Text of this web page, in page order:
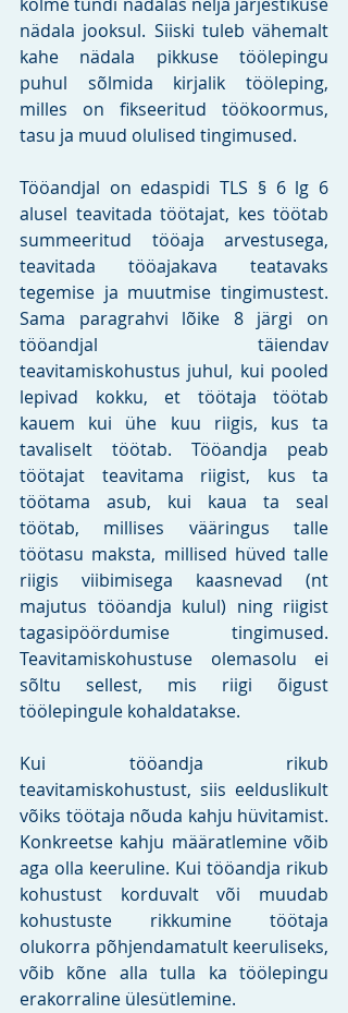
nädala jooksul. Siiski tuleb vähemalt
kahe nädala pikkuse töölepingu
puhul sõlmida kirjalik tööleping,
milles on fikseeritud töökoormus,
tasu ja muud olulised tingimused.
Tööandjal on edaspidi TLS § 6 lg 6
alusel teavitada töötajat, kes töötab
summeeritud tööaja arvestusega,
teavitada tööajakava teatavaks
tegemise ja muutmise tingimustest.
Sama paragrahvi lõike 8 järgi on
tööandjal täiendav
teavitamiskohustus juhul, kui pooled
lepivad kokku, et töötaja töötab
kauem kui ühe kuu riigis, kus ta
tavaliselt töötab. Tööandja peab
töötajat teavitama riigist, kus ta
töötama asub, kui kaua ta seal
töötab, millises vääringus talle
töötasu maksta, millised hüved talle
riigis viibimisega kaasnevad (nt
majutus tööandja kulul) ning riigist
tagasipöördumise tingimused.
Teavitamiskohustuse olemasolu ei
sõltu sellest, mis riigi õigust
töölepingule kohaldatakse.
Kui tööandja rikub
teavitamiskohustust, siis eelduslikult
võiks töötaja nõuda kahju hüvitamist.
Konkreetse kahju määratlemine võib
aga olla keeruline. Kui tööandja rikub
kohustust korduvalt või muudab
kohustuste rikkumine töötaja
olukorra põhjendamatult keeruliseks,
võib kõne alla tulla ka töölepingu
erakorraline ülesütlemine.